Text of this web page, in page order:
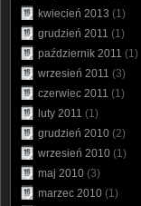
kwiecień 2013 (1)
grudzień 2011 (1)
październik 2011 (1)
wrzesień 2011 (3)
czerwiec 2011 (1)
luty 2011 (1)
grudzień 2010 (2)
wrzesień 2010 (1)
maj 2010 (3)
marzec 2010 (1)